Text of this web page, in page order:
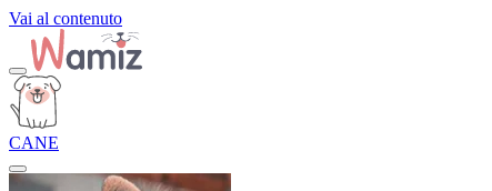
Vai al contenuto
CANE